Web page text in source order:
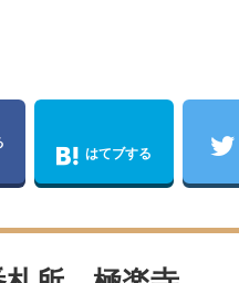
はてブする